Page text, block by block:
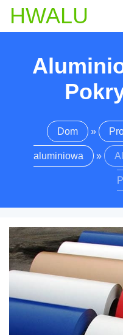
HWALU
Dom »
aluminiowa »